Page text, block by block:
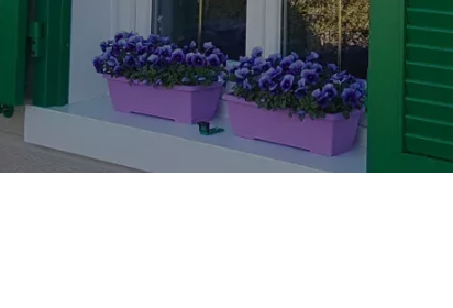
Consulter